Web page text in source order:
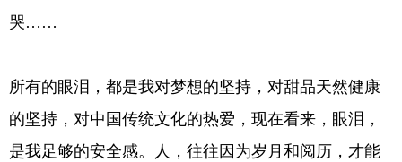
哭……
所有的眼泪，都是我对梦想的坚持，对甜品天然健康
的坚持，对中国传统文化的热爱，现在看来，眼泪，
是我足够的安全感。人，往往因为岁月和阅历，才能